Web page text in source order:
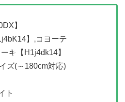
】
】,コヨーテ
キ【H1j4dk14】
ズ(～180cm対応)
ト